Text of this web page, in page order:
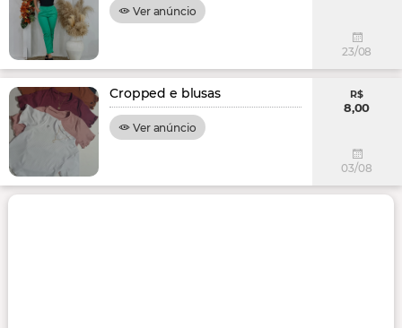
Ver anúncio
23/08
Cropped e blusas
Ver anúncio
R$
8,00
03/08